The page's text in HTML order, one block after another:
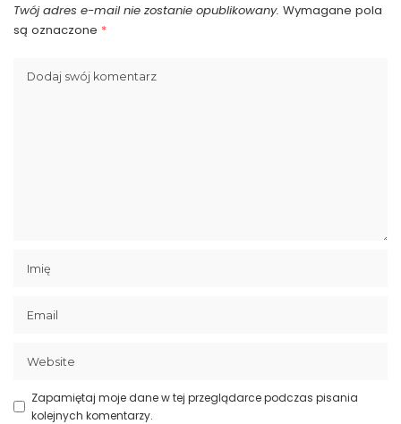
Twój adres e-mail nie zostanie opublikowany. Wymagane pola
są oznaczone *
Zapamiętaj moje dane w tej przeglądarce podczas pisania
kolejnych komentarzy.